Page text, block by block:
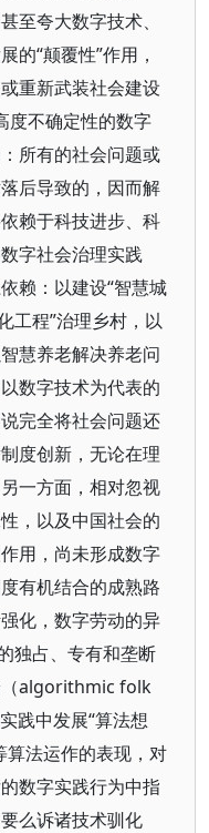
至夸大数字技术、
的“颠覆性”作用，
重新武装社会建设
度不确定性的数字
所有的社会问题或
后导致的，因而解
赖于科技进步、科
字社会治理实践
赖：以建设“智慧城
工程”治理乡村，以
慧养老解决养老问
数字技术为代表的
完全将社会问题还
度创新，无论在理
一方面，相对忽视
，以及中国社会的
用，尚未形成数字
有机结合的成熟路
化，数字劳动的异
独占、专有和垄断
（algorithmic folk
践中发展“算法想
算法运作的表现，对
数字实践行为中指
么诉诸技术驯化